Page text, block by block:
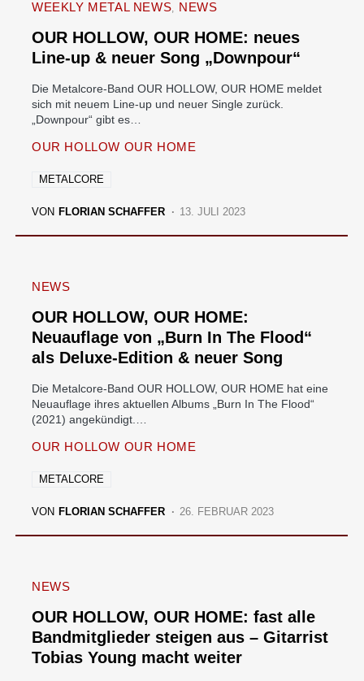
WEEKLY METAL NEWS NEWS
OUR HOLLOW, OUR HOME: neues
Line-up & neuer Song „Downpour“
Die Metalcore-Band OUR HOLLOW, OUR HOME meldet
sich mit neuem Line-up und neuer Single zurück.
„Downpour“ gibt es…
OUR HOLLOW OUR HOME
METALCORE
VON FLORIAN SCHAFFER 13. JULI 2023
NEWS
OUR HOLLOW, OUR HOME:
Neuauflage von „Burn In The Flood“
als Deluxe-Edition & neuer Song
Die Metalcore-Band OUR HOLLOW, OUR HOME hat eine
Neuauflage ihres aktuellen Albums „Burn In The Flood“
(2021) angekündigt.…
OUR HOLLOW OUR HOME
METALCORE
VON FLORIAN SCHAFFER 26. FEBRUAR 2023
NEWS
OUR HOLLOW, OUR HOME: fast alle
Bandmitglieder steigen aus – Gitarrist
Tobias Young macht weiter